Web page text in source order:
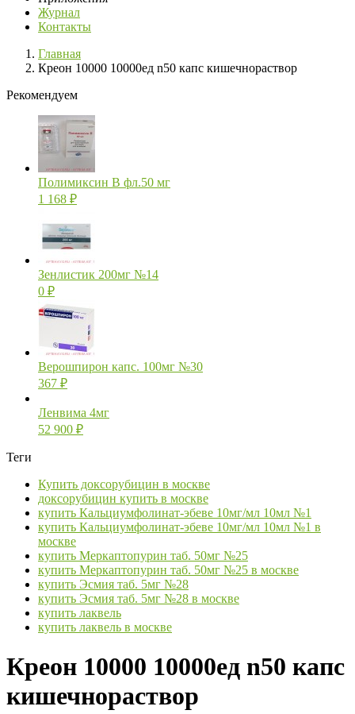
Журнал
Контакты
Главная
Креон 10000 10000ед n50 капс кишечнораствор
Рекомендуем
Полимиксин В фл.50 мг
1 168 ₽
Зенлистик 200мг №14
0 ₽
Верошпирон капс. 100мг №30
367 ₽
Ленвима 4мг
52 900 ₽
Теги
Купить доксорубицин в москве
доксорубицин купить в москве
купить Кальциумфолинат-эбеве 10мг/мл 10мл №1
купить Кальциумфолинат-эбеве 10мг/мл 10мл №1 в
москве
купить Меркаптопурин таб. 50мг №25
купить Меркаптопурин таб. 50мг №25 в москве
купить Эсмия таб. 5мг №28
купить Эсмия таб. 5мг №28 в москве
купить лаквель
купить лаквель в москве
Креон 10000 10000ед n50 капс
кишечнораствор